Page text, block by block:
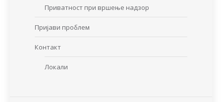
Приватност при вршење надзор
Пријави проблем
Контакт
Локали